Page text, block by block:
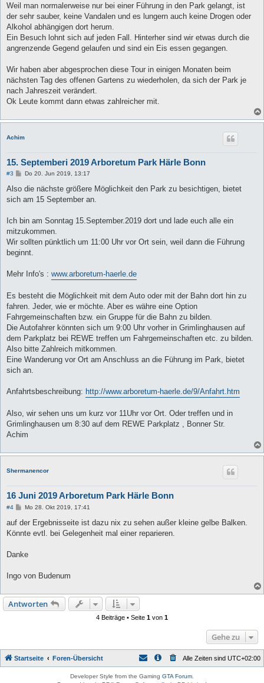
Weil man normalerweise nur bei einer Führung in den Park gelangt, ist
der sehr sauber, keine Vandalen und es lungern auch keine Drogen oder
Alkohol abhängigen dort herum.
Ein Besuch lohnt sich auf jeden Fall. Hinterher sind wir etwas durch die
angrenzende Gegend gelaufen und sind ein Eis essen gegangen.
Wir haben aber abgesprochen diese Tour in einigen Monaten beim
nächsten Tag des offenen Gartens zu wiederholen, da sich der Park je
nach Jahreszeit verändert.
Ok Leute kommt dann etwas zahlreicher mit.
Achim
15. Septemberi 2019 Arboretum Park Härle Bonn
#3
B
r
Do 20. Jun 2019, 13:17
Also die nächste größere Möglichkeit den Park zu besichtigen, bietet
sich am 15 September an.
Ich bin am Sonntag 15.September.2019 dort und lade euch alle ein
mitzukommen.
Wir sollten pünktlich um 11:00 Uhr vor Ort sein, weil dann die Führung
beginnt.
Mehr Info's : www.arboretum-haerle.de
Es besteht die Möglichkeit mit dem Auto oder mit der Bahn dort hin zu
fahren. Jeder, wie er möchte. Aber es währe eine Option
Fahrgemeinschaften bzw. ein Gruppe für die Bahn zu bilden.
Die Autofahrer könnten sich um 9:00 Uhr vorher in Grimlinghausen auf
dem Parkplatz bei REWE treffen um Fahrgemeinschaften etc. zu bilden.
Also bitte Zahlreich mitkommen.
Eine Wanderung vor Ort am Anschluss an die Führung im Park, bietet
sich an.
Anfahrtsbeschreibung: http://www.arboretum-haerle.de/9/Anfahrt.htm
Also, wir sehen uns um kurz vor 11Uhr vor Ort. Oder treffen und in
Grimlinghausen um 8:30 auf dem REWE Parkplatz , Bonner Str.
Achim
Shermanencor
16 Juni 2019 Arboretum Park Härle Bonn
#4
B
i
r
Mo 28. Okt 2019, 17:41
auf der Ergebnisseite ist dazu nix zu sehen außer kleine gelbe Balken.
Könnte evtl. bei Gelegenheit mal einer reparieren.
Danke
Ingo von Budenum
Antworten
4 Beiträge • Seite 1 von 1
Gehe zu
Startseite Foren-Übersicht Alle Zeiten sind UTC+02:00
Developer Style from the Gaming GTA Forum